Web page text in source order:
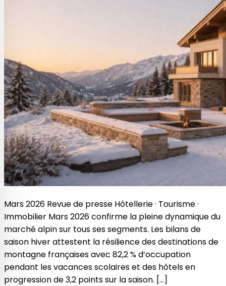
Mars 2026 Revue de presse Hôtellerie · Tourisme ·
Immobilier Mars 2026 confirme la pleine dynamique du
marché alpin sur tous ses segments. Les bilans de
saison hiver attestent la résilience des destinations de
montagne françaises avec 82,2 % d’occupation
pendant les vacances scolaires et des hôtels en
progression de 3,2 points sur la saison. […]